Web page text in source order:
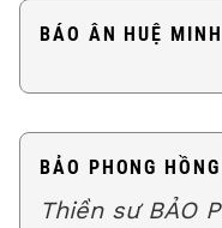
BÁO ÂN HUỆ
BẢO PHONG
Thiền sư BẢO